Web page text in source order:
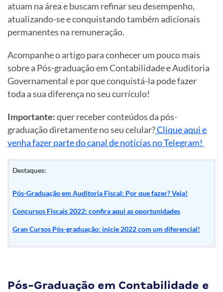
atuam na área e buscam refinar seu desempenho,
atualizando-se e conquistando também adicionais
permanentes na remuneração.
Acompanhe o artigo para conhecer um pouco mais
sobre a Pós-graduação em Contabilidade e Auditoria
Governamental e por que conquistá-la pode fazer
toda a sua diferença no seu currículo!
Importante:quer receber conteúdos da pós-
graduação diretamente no seu celular?Clique aqui e
venha fazer parte do canal de notícias no Telegram!
Destaques:
Pós-Graduação em Auditoria Fiscal: Por que fazer? Veja!
Concursos Fiscais 2022: confira aqui as oportunidades
Gran Cursos Pós-graduação: inicie 2022 com um diferencial!
Pós-Graduação em Contabilidade e